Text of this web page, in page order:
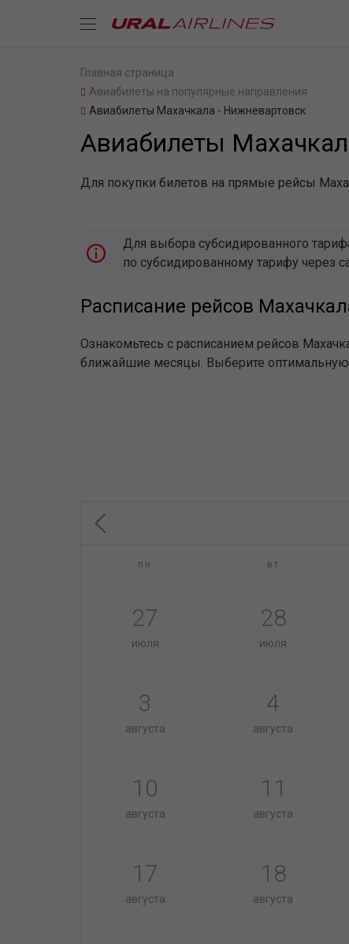
Главная страница
Авиабилеты на популярные направления
Авиабилеты Махачкала - Нижневартовск
Авиабилеты
Для покупки билетов на прямые рейсы
Для выбора субсидированного
по субсидированному тарифу через
Расписание рейсов
Ознакомьтесь с расписанием рейсов
ближайшие месяцы. Выберите оптимальную
пн вт
27
июля
28
июля
3
августа
4
августа
10
августа
11
августа
17
августа
18
августа